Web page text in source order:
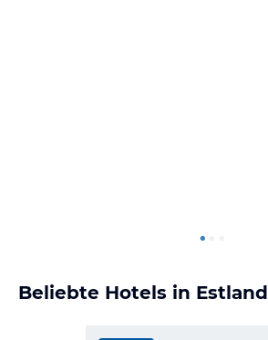
Beliebte Hotels in Estland